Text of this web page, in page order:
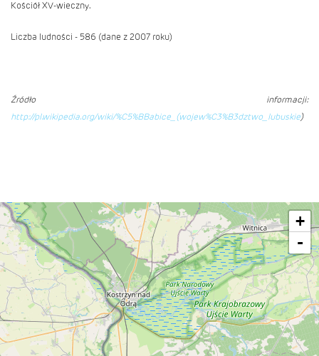
Kościół XV-wieczny.
Liczba ludności - 586 (dane z 2007 roku)
Źródło informacji:
http://pl.wikipedia.org/wiki/%C5%BBabice_(wojew%C3%B3dztwo_lubuskie)
+
-